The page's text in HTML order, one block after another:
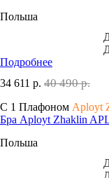
Польша
Подробнее
34 611 р. 40 490 р.
С 1 Плафоном Aployt
Бра Aployt Zhaklin
Польша